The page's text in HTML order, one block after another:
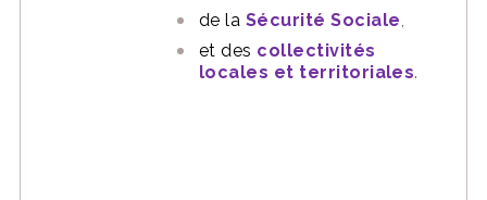
de la Sécurité Sociale,
et des collectivités
locales et territoriales.